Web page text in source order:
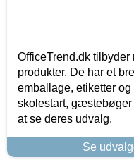
OfficeTrend.dk
produkter. De har et
emballage, etiketter
skolestart, gæstebøger
at se deres udvalg.
Se